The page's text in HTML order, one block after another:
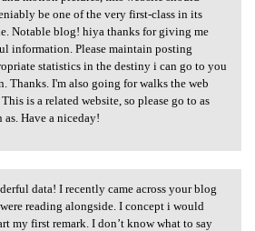
be one of the very first-class in its
Notable blog! hiya thanks for giving me
information. Please maintain posting
statistics in the destiny i can go to you
Thanks. I'm also going for walks the web
is a related website, so please go to as
as. Have a niceday!
data! I recently
data! I recently came across your blog
reading alongside. I concept i would
my first remark. I don’t know what to say